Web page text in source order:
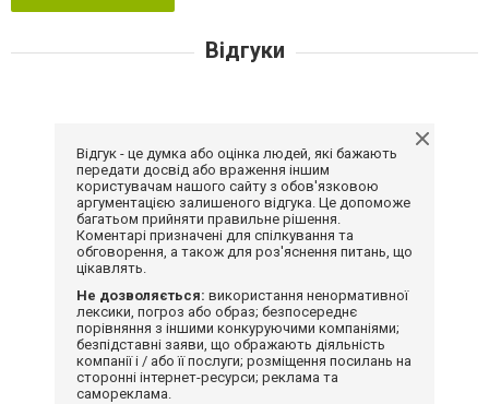
Відгуки
Відгук - це думка або оцінка людей, які бажають
передати досвід або враження іншим
користувачам нашого сайту з обов'язковою
аргументацією залишеного відгука. Це допоможе
багатьом прийняти правильне рішення.
Коментарі призначені для спілкування та
обговорення, а також для роз'яснення питань, що
цікавлять.
Не дозволяється: використання ненормативної
лексики, погроз або образ; безпосереднє
порівняння з іншими конкуруючими компаніями;
безпідставні заяви, що ображають діяльність
компанії і / або її послуги; розміщення посилань на
сторонні інтернет-ресурси; реклама та
самореклама.